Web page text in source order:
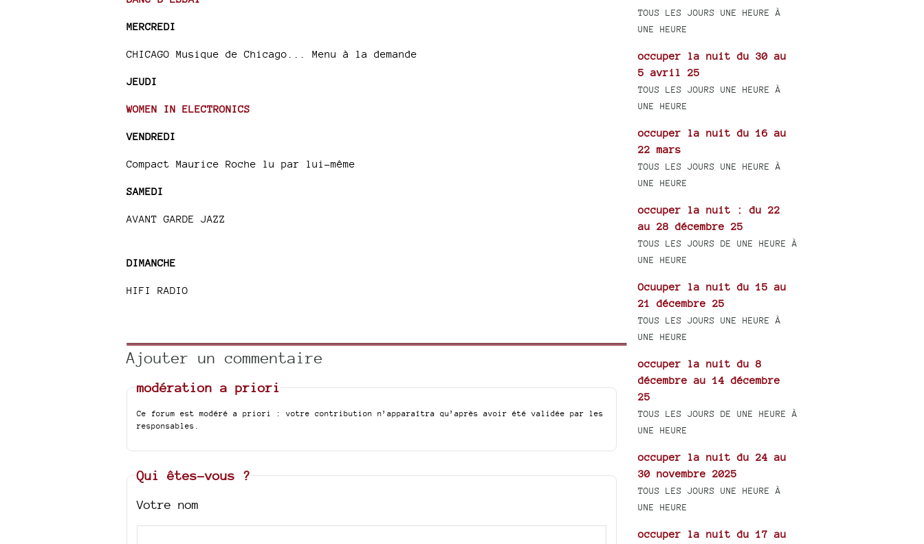
MERCREDI
CHICAGO Musique de Chicago... Menu à la demande
JEUDI
WOMEN IN ELECTRONICS
VENDREDI
Compact Maurice Roche lu par lui-même
SAMEDI
AVANT GARDE JAZZ
DIMANCHE
HIFI RADIO
Ajouter un commentaire
modération a priori
Ce forum est modéré a priori : votre contribution n’apparaîtra qu’après avoir été validée par les
responsables.
Qui êtes-vous ?
Votre nom
TOUS LES JOURS UNE HEURE À
UNE HEURE
occuper la nuit du 30 au
5 avril 25
TOUS LES JOURS UNE HEURE À
UNE HEURE
occuper la nuit du 16 au
22 mars
TOUS LES JOURS UNE HEURE À
UNE HEURE
occuper la nuit : du 22
au 28 décembre 25
TOUS LES JOURS DE UNE HEURE À
UNE HEURE
Ocuuper la nuit du 15 au
21 décembre 25
TOUS LES JOURS UNE HEURE À
UNE HEURE
occuper la nuit du 8
décembre au 14 décembre
25
TOUS LES JOURS DE UNE HEURE À
UNE HEURE
occuper la nuit du 24 au
30 novembre 2025
TOUS LES JOURS UNE HEURE À
UNE HEURE
occuper la nuit du 17 au